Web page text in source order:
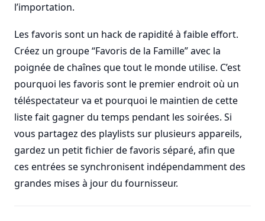
l’importation.
Les favoris sont un hack de rapidité à faible effort.
Créez un groupe “Favoris de la Famille” avec la
poignée de chaînes que tout le monde utilise. C’est
pourquoi les favoris sont le premier endroit où un
téléspectateur va et pourquoi le maintien de cette
liste fait gagner du temps pendant les soirées. Si
vous partagez des playlists sur plusieurs appareils,
gardez un petit fichier de favoris séparé, afin que
ces entrées se synchronisent indépendamment des
grandes mises à jour du fournisseur.